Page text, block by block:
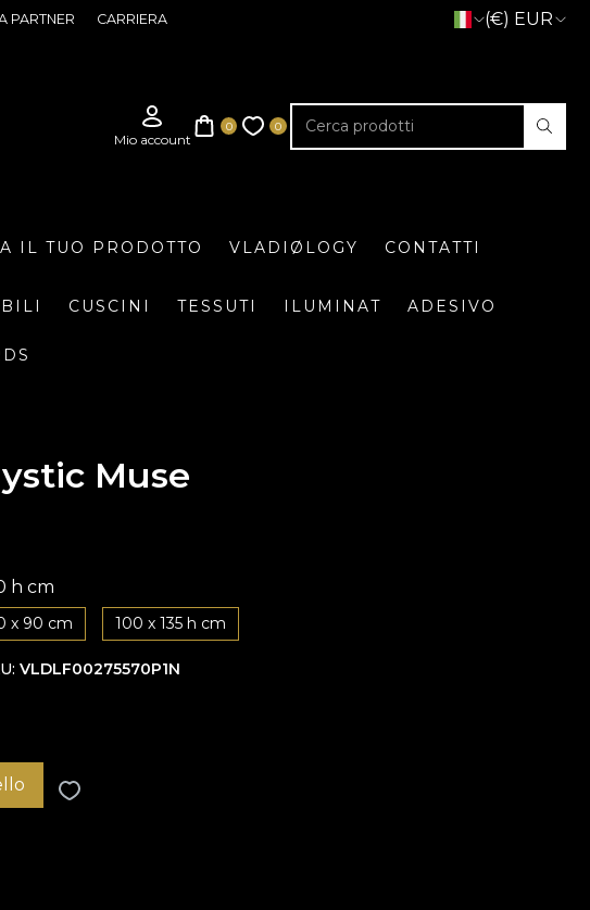
PARTNER CARRIERA (€) EUR
IL TUO PRODOTTO VLADIØLOGY CONTATTI
CUSCINI TESSUTI ILUMINAT ADESIVO
Muse
h cm
x 90 cm 100 x 135 h cm
VLDLF00275570P1N